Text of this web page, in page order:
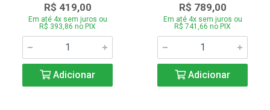
R$ 419,00
Em até 4x sem juros ou
R$ 393,86 no PIX
Adicionar
R$ 789,00
Em até 4x sem juros ou
R$ 741,66 no PIX
Adicionar